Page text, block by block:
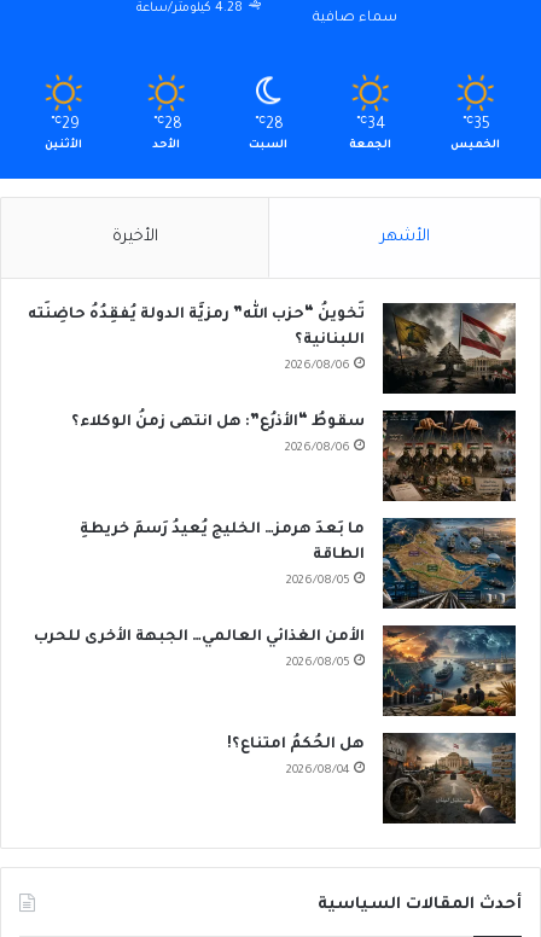
سماء صافية
4.28 كيلومتر/ساعة
35
℃
الخميس
34
℃
الجمعة
28
℃
السبت
28
℃
الأحد
29
℃
الأثنين
الأشهر الأخيرة
تَخوينُ “حزب الله” رمزيَّة الدولة يُفقِدُهُ حاضِنَته
اللبنانية؟
2026/08/06
سقوطُ “الأذرُع”: هل انتهى زمنُ الوكلاء؟
2026/08/06
ما بَعدَ هرمز… الخليج يُعيدُ رَسمَ خريطةِ
الطاقة
2026/08/05
الأمن الغذائي العالمي… الجبهة الأخرى للحرب
2026/08/05
هل الحُكمُ امتناع؟!
2026/08/04
أحدث المقالات السياسية